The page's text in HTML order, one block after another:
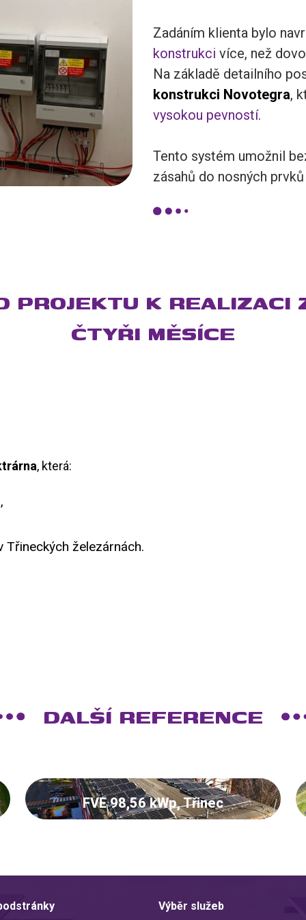
Zadáním klienta bylo
konstrukci více, než
Na základě detailního
konstrukci Novotegra,
vysokou pevností.
Tento systém umožnil
zásahů do nosných
PROJEKTU K REALIZACI
ČTYŘI MĚSÍCE
, která:
železárnách.
DALŠÍ REFERENCE
FVE 98,56 kWp, Třinec
Výběr služeb